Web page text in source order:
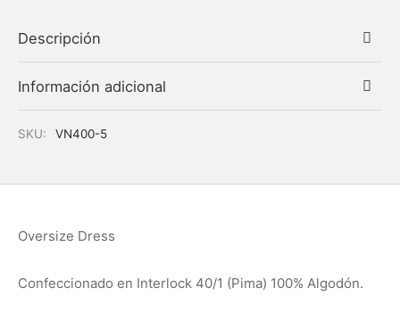
Descripción
Información adicional
SKU: VN400-5
Oversize Dress
Confeccionado en Interlock 40/1 (Pima) 100% Algodón.